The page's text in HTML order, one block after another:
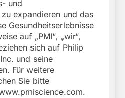
und
expandieren und das
Gesundheitserlebnisse
auf „PMI“, „wir“,
sich auf Philip
und seine
Für weitere
Sie bitte